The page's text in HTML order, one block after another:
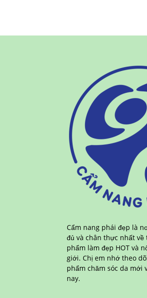
Cẩm nang phái đẹp là
đủ và chân thực nhất về
phẩm làm đẹp HOT và
giới. Chị em nhớ theo
phẩm chăm sóc da mới
nay.